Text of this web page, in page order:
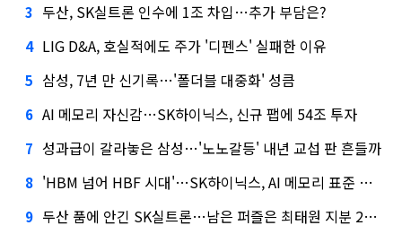
3 두산, SK실트론 인수에 1조 차입…추가 부담은?
4 LIG D&A, 호실적에도 주가 '디펜스' 실패한 이유
5 삼성, 7년 만 신기록…'폴더블 대중화' 성큼
6 AI 메모리 자신감…SK하이닉스, 신규 팹에 54조 투자
7 성과급이 갈라놓은 삼성…'노노갈등' 내년 교섭 판 흔들까
8 'HBM 넘어 HBF 시대'…SK하이닉스, AI 메모리 표준 선점 나섰다
9 두산 품에 안긴 SK실트론…남은 퍼즐은 최태원 지분 29.4%